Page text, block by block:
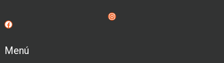
Instagram
Facebook
Menú